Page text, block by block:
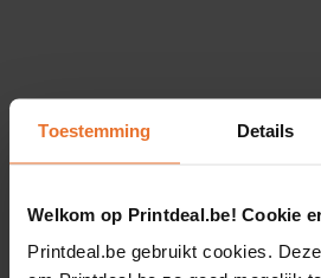
Toestemming Details
Welkom op Printdeal.be! Cookie
Printdeal.be gebruikt cookies.